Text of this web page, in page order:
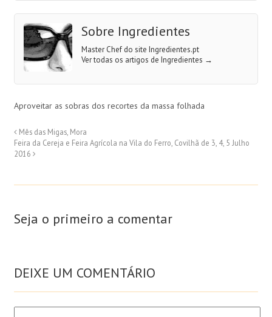
Sobre Ingredientes
Master Chef do site Ingredientes.pt
Ver todas os artigos de Ingredientes →
Aproveitar as sobras dos recortes da massa folhada
Mês das Migas, Mora
Feira da Cereja e Feira Agrícola na Vila do Ferro, Covilhã de 3, 4, 5 Julho
2016
Seja o primeiro a comentar
DEIXE UM COMENTÁRIO